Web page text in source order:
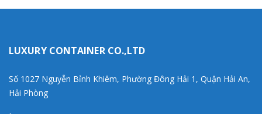
LUXURY CONTAINER CO.,LTD
Số 1027 Nguyễn Bỉnh Khiêm, Phường Đông Hải 1, Quận Hải An,
Hải Phòng